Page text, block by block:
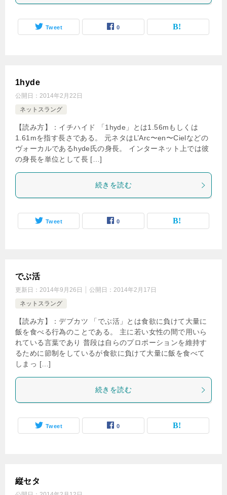
Tweet 0
1hyde
公開日： 2014年2月22日
ネットスラング
【読み方】：イチハイド 「1hyde」とは1.56mもしくは
1.61mを指す長さである。 元ネタはL’Arc〜en〜Cielなどの
ヴォーカルであるhyde氏の身長。 インターネット上では彼
の身長を単位として長 […]
続きを読む
Tweet 0
でぶ活
更新日： 2014年9月26日 公開日： 2014年2月17日
ネットスラング
【読み方】：デブカツ 「でぶ活」とは食欲に負けて大量に
飯を食べる行為のことである。 主に若い女性の間で用いら
れている言葉であり 普段は自らのプロポーションを維持す
るために節制をしているが食欲に負けて大量に飯を食べて
しまっ […]
続きを読む
Tweet 0
縦セタ